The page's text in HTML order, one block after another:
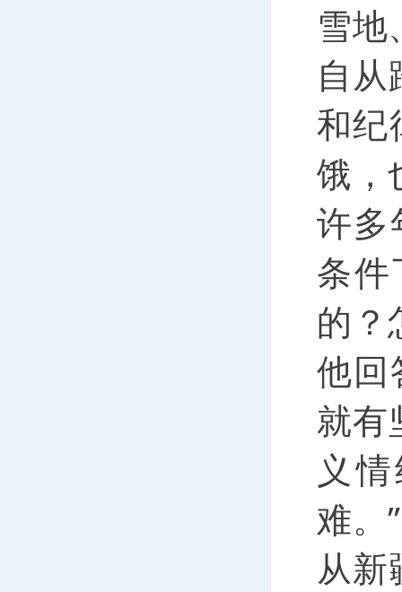
雪地
自
和纪
饿，
许多
条
的？
他回
就有
义
难。”
从